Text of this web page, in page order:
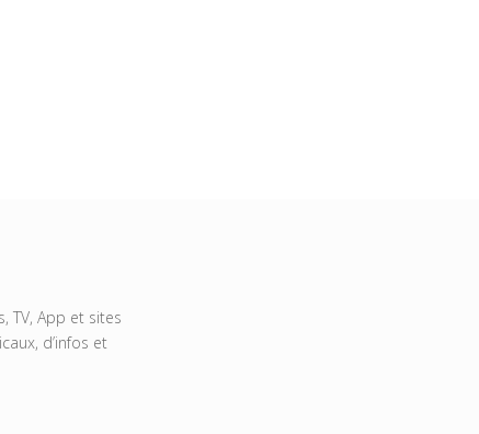
TV, App et sites
d’infos et